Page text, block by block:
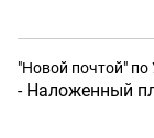
"Новой почтой"
- Наложенный